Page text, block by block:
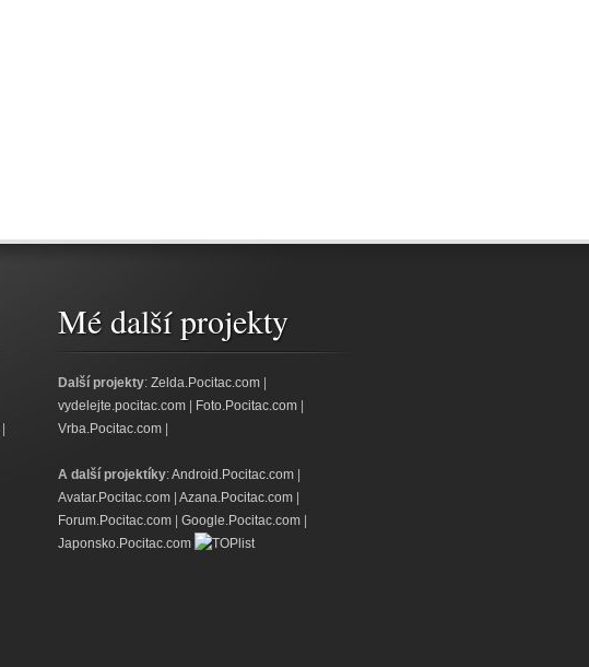
Mé další projekty
Další projekty: Zelda.Pocitac.com
vydelejte.pocitac.com
Foto.Pocitac.com
Vrba.Pocitac.com
A další projektíky:Android.Pocitac.com
Avatar.Pocitac.com Azana.Pocitac.com
Forum.Pocitac.com
Google.Pocitac.com
Japonsko.Pocitac.com